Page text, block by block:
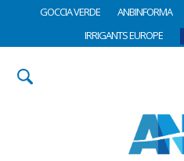
GOCCIA VERDE ANBINFORMA
IRRIGANTS EUROPE